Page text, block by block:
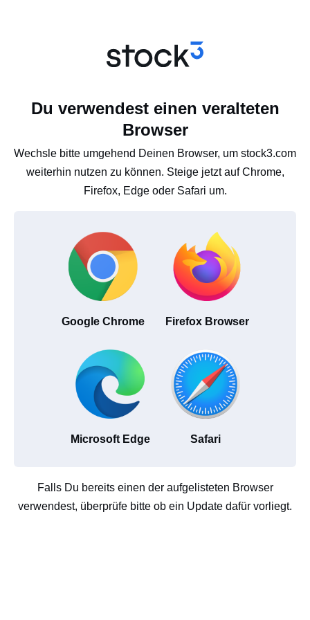
Du verwendest einen veralteten
Browser
Wechsle bitte umgehend Deinen Browser, um stock3.com
weiterhin nutzen zu können. Steige jetzt auf Chrome,
Firefox, Edge oder Safari um.
Google Chrome Firefox Browser
Microsoft Edge Safari
Falls Du bereits einen der aufgelisteten Browser
verwendest, überprüfe bitte ob ein Update dafür vorliegt.